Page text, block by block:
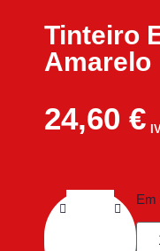
Tinteiro
Amarelo
24,60 €
Em